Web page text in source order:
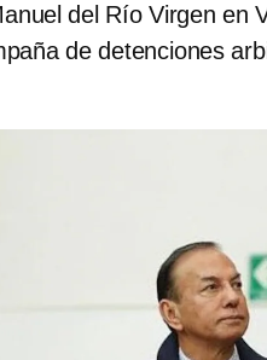
del Río Virgen en
de detenciones